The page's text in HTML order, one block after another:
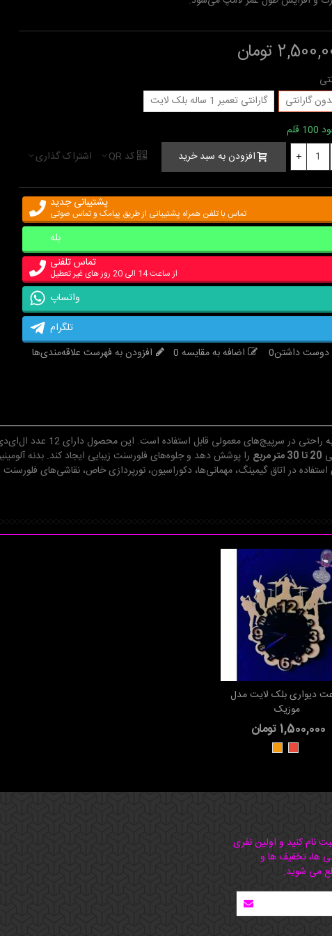
تومان
گارانتی
گارانتی تعمیر 1 ساله بلک لایت
100 قلم
+ افزودن به سبد خرید کد QR اشتراک گذاری
پشتیبانی جدید
تماس با تلفن همراه پشتیبانی از طریق پیامک و تماس صوتی
بله
تماس تلفنی
از ساعت 14 الی 20 روز های غیر تعطیل
واتساپ
تلگرام
دوست داشتن0 اضافه به مقایسه 0 افزودن به فهرست علاقه‌مندی‌ها
20 تا 30 متر مربع
را پوشش دهد و جلوه‌های فلورسنت زیبایی ایجاد کند. بدنه
در اتاق گیمینگ، مهمانی‌ها، دکوراسیون، نورپردازی خاص، نقاشی‌های
به سبد خرید
دیواری بلک لایت مدل
موزیک
1,500,000 تومان
قرمزنارنجی
نام کنید و اولین نفری
ها، تخفیف ها و
می شوید.